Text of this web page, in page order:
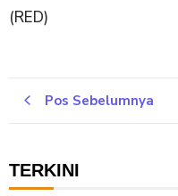
(RED)
Pos Sebelumnya
TERKINI